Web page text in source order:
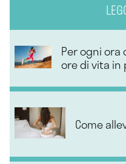
Per ogni ora
ore di vita in
Come